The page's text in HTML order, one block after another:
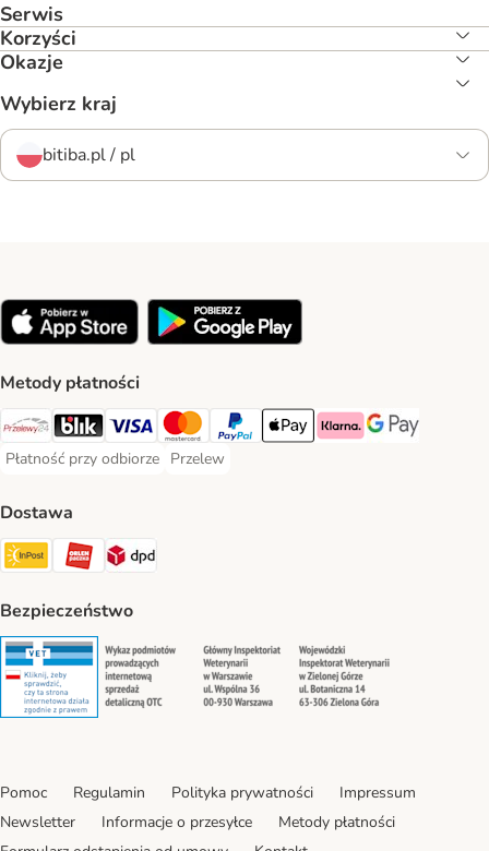
Serwis
Korzyści
Okazje
Wybierz kraj
bitiba.pl / pl
Metody płatności
Przelewy24 Payment Method
Blik Payment Method
VISA Payment Method
MasterCard Payment Method
PayPal Payment Method
Apple Pay Payment Method
Klarna Payment Method
Google Pay
Płatność przy odbiorze
Płatność przy odbiorze Payment Method
Przelew
Przelew Payment Method
Dostawa
InPost Shipping Method
ORLEN Paczka. Shipping Method
DPD Shipping Method
Bezpieczeństwo
Security Security Security
Pomoc Regulamin Polityka prywatności
Impressum
Newsletter
Informacje o przesyłce
Metody płatności